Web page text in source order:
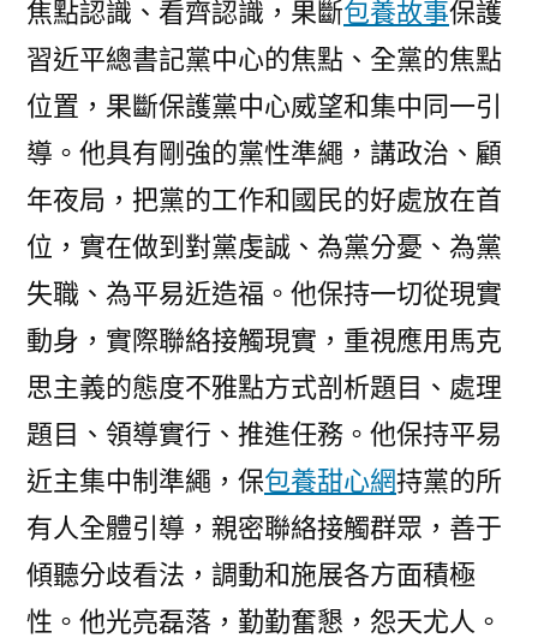
焦點認識、看齊認識，果斷包養故事保護
習近平總書記黨中心的焦點、全黨的焦點
位置，果斷保護黨中心威望和集中同一引
導。他具有剛強的黨性準繩，講政治、顧
年夜局，把黨的工作和國民的好處放在首
位，實在做到對黨虔誠、為黨分憂、為黨
失職、為平易近造福。他保持一切從現實
動身，實際聯絡接觸現實，重視應用馬克
思主義的態度不雅點方式剖析題目、處理
題目、領導實行、推進任務。他保持平易
近主集中制準繩，保包養甜心網持黨的所
有人全體引導，親密聯絡接觸群眾，善于
傾聽分歧看法，調動和施展各方面積極
性。他光亮磊落，勤勤奮懇，怨天尤人。